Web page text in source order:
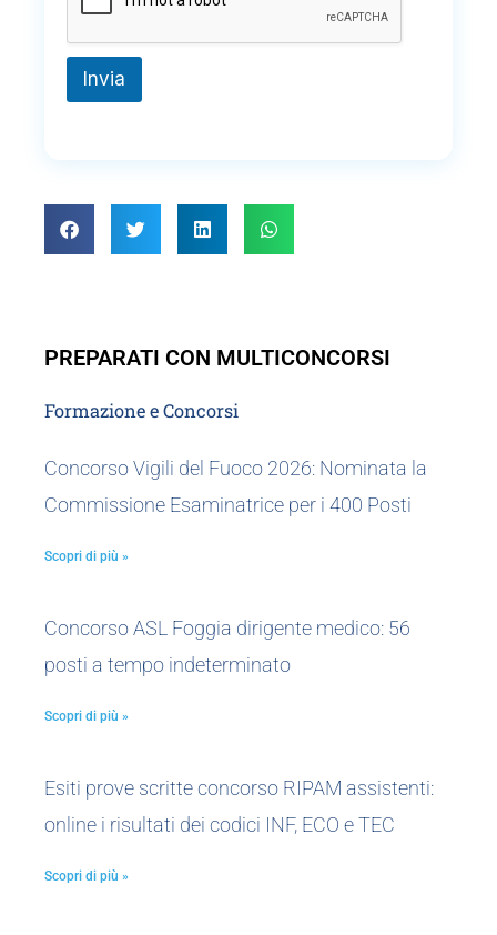
Invia
PREPARATI CON MULTICONCORSI
Formazione e Concorsi
Concorso Vigili del Fuoco 2026: Nominata la
Commissione Esaminatrice per i 400 Posti
Scopri di più »
Concorso ASL Foggia dirigente medico: 56
posti a tempo indeterminato
Scopri di più »
Esiti prove scritte concorso RIPAM assistenti:
online i risultati dei codici INF, ECO e TEC
Scopri di più »